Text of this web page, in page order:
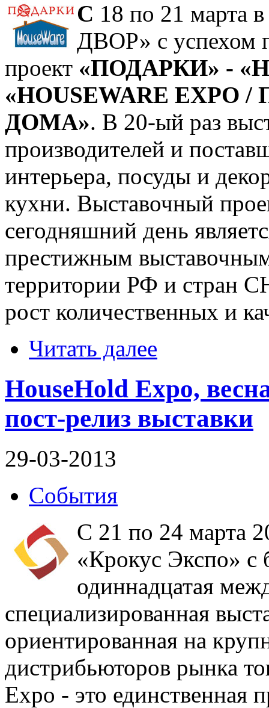
С 18 по 21
ДВОР» с успехом
проект «ПОДАРКИ» -
«HOUSEWARE
ДОМА». В 20-ый раз
производителей и
интерьера, посуды и
кухни. Выставочный
сегодняшний день
престижным
территории РФ и стран
рост количественных и
Читать далее
HouseHold Expo,
пост-релиз выставки
29-03-2013
События
С 21 по 24 марта
«Крокус Экспо»
одиннадцатая
специализированная
ориентированная на
дистрибьюторов рынка
Expo - это единственная